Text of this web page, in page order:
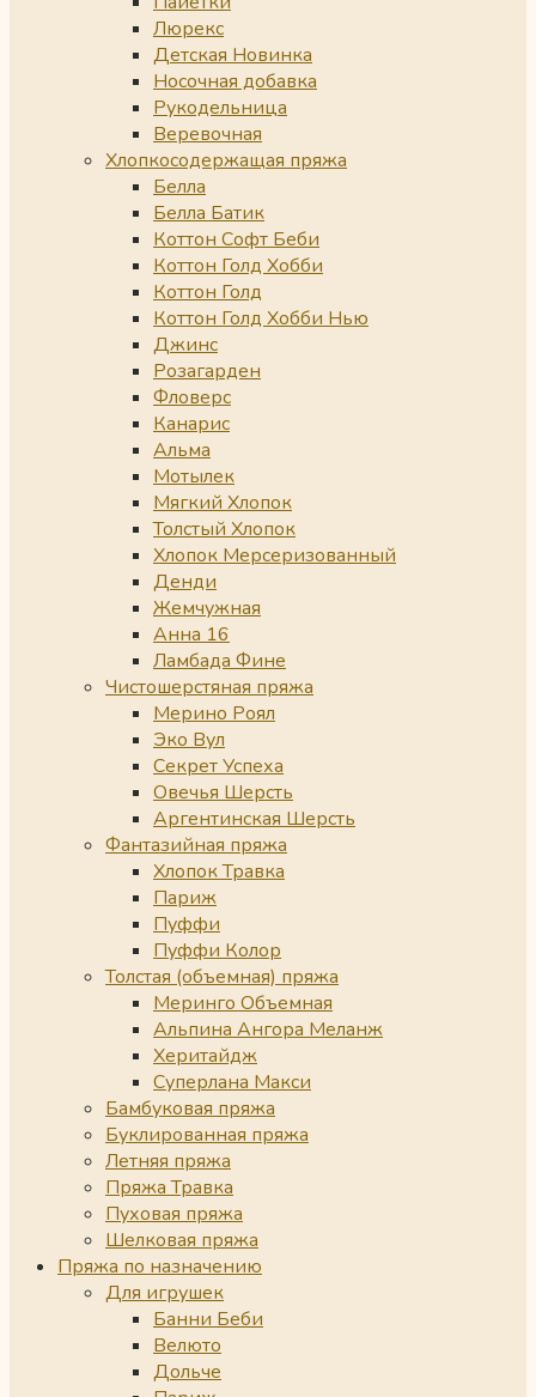
Люрекс
Детская Новинка
Носочная добавка
Рукодельница
Веревочная
Хлопкосодержащая пряжа
Белла
Белла Батик
Коттон Софт Беби
Коттон Голд Хобби
Коттон Голд
Коттон Голд Хобби Нью
Джинс
Розагарден
Фловерс
Канарис
Альма
Мотылек
Мягкий Хлопок
Толстый Хлопок
Хлопок Мерсеризованный
Денди
Жемчужная
Анна 16
Ламбада Фине
Чистошерстяная пряжа
Мерино Роял
Эко Вул
Секрет Успеха
Овечья Шерсть
Аргентинская Шерсть
Фантазийная пряжа
Хлопок Травка
Париж
Пуффи
Пуффи Колор
Толстая (объемная) пряжа
Меринго Объемная
Альпина Ангора Меланж
Херитайдж
Суперлана Макси
Бамбуковая пряжа
Буклированная пряжа
Летняя пряжа
Пряжа Травка
Пуховая пряжа
Шелковая пряжа
Пряжа по назначению
Для игрушек
Банни Беби
Велюто
Дольче